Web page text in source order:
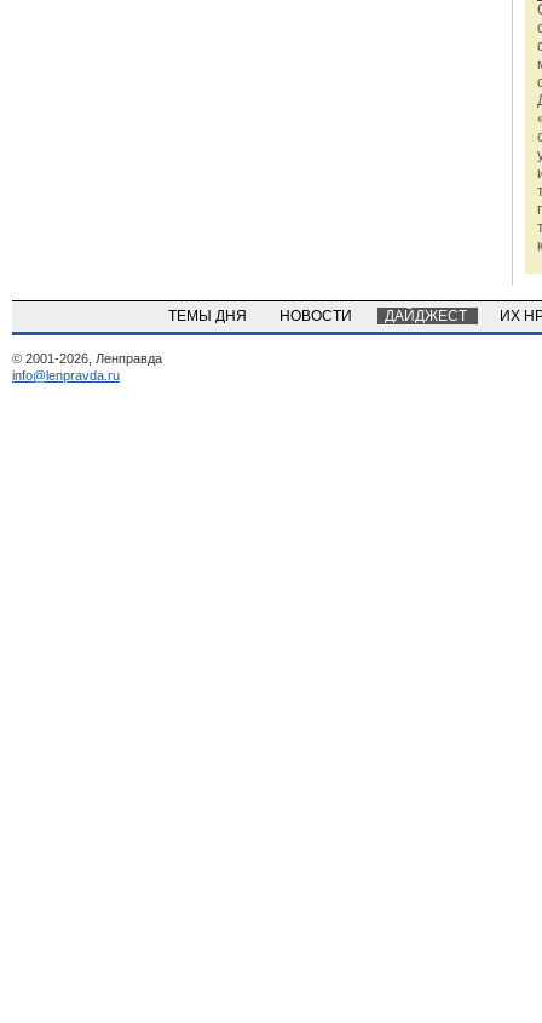
ТЕМЫ ДНЯ НОВОСТИ ДАЙДЖЕСТ ИХ
© 2001-2026, Ленправда
info@lenpravda.ru